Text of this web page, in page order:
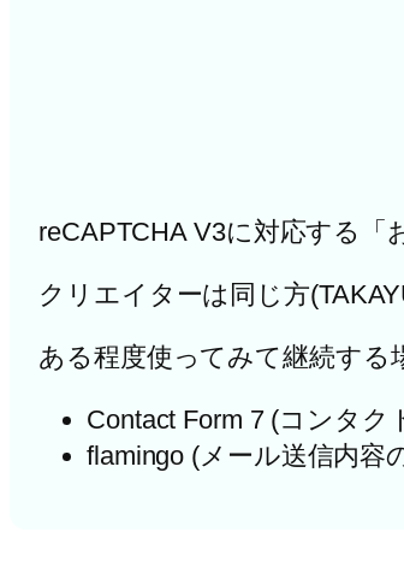
reCAPTCHA V3に対応する「
クリエイターは同じ方
ある程度使ってみて継続する
Contact Form 7 (コンタ
flamingo (メール送信内容